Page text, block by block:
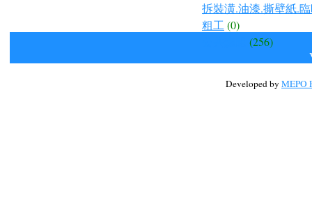
拆裝潢.油漆.撕壁紙.
粗工(0)
(256)
Developed by MEPO